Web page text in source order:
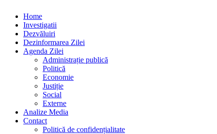
Home
Investigatii
Dezvăluiri
Dezinformarea Zilei
Agenda Zilei
Administrație publică
Politică
Economie
Justiție
Social
Externe
Analize Media
Contact
Politică de confidențialitate